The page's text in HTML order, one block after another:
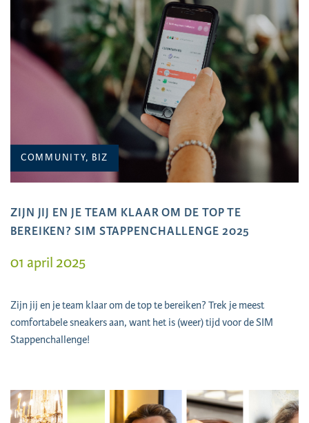
COMMUNITY, BIZ
ZIJN JIJ EN JE TEAM KLAAR OM DE TOP TE
BEREIKEN? SIM STAPPENCHALLENGE 2025
01 april 2025
Zijn jij en je team klaar om de top te bereiken? Trek je meest
comfortabele sneakers aan, want het is (weer) tijd voor de SIM
Stappenchallenge!